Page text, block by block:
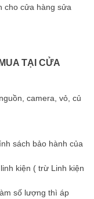
cho cửa hàng sửa
TẠI CỬA
camera, vỏ, củ
sách bảo hành của
kiện ( trừ Linh kiện
số lượng thì áp